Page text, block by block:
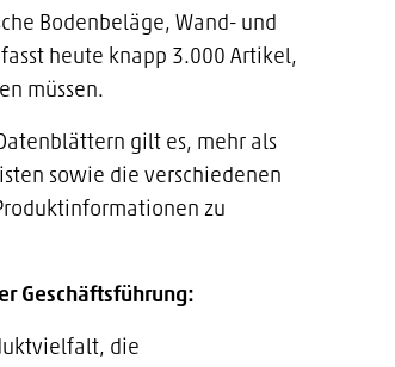
Bodenbeläge, Wand- und
heute knapp 3.000 Artikel,
müssen.
gilt es, mehr als
sowie die verschiedenen
zu
Geschäftsführung:
die